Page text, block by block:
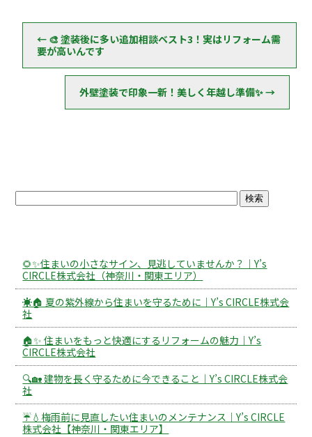
← 🎨 塗装後に多い追加相談ベスト3！実はリフォーム需
要が高いんです
外壁塗装で印象一新！美しく年越し準備✨→
🌻✨住まいの小さなサイン、見逃していませんか？｜Y’s
CIRCLE株式会社（神奈川・関東エリア）
☀️🏠 夏の紫外線から住まいを守るために｜Y’s CIRCLE株式会
社
🏠✨ 住まいをもっと快適にするリフォームの魅力｜Y’s
CIRCLE株式会社
🔍🏡 建物を長く守るために今できること｜Y’s CIRCLE株式会
社
☔💧梅雨前に見直したい住まいのメンテナンス｜Y’s CIRCLE
株式会社【神奈川・関東エリア】